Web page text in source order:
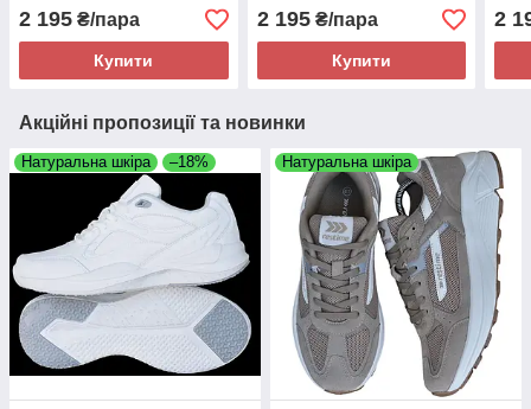
зручні
2 195 ₴/пара
Купити
підошві з піни, легкі та
зручні
2 195₴/пара
Купити
2
Акційні пропозиції та новинки
Натуральна шкіра –18% Натуральна шкіра